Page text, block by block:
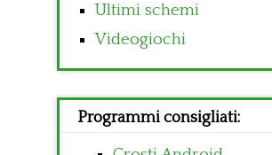
Ultimi schemi
Videogiochi
Programmi consigliati: